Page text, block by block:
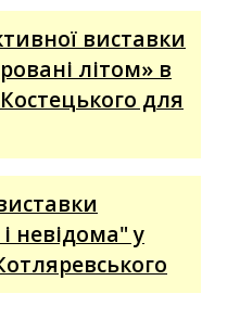
виставки
літом» в
для
невідома" у